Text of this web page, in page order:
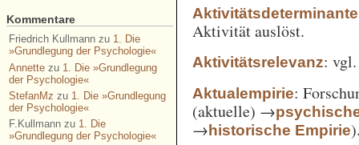
Aktivitätsdeterminante
Aktivität auslöst.
Aktivitätsrelevanz:
Aktualempirie:
(aktuelle) →
→historische Empirie
Kommentare
Friedrich Kullmannzu 1. Die
»Grundlegung der Psychologie«
Annettezu 1. Die »Grundlegung
der Psychologie«
StefanMz zu 1. Die »Grundlegung
der Psychologie«
F.Kullmannzu 1. Die
»Grundlegung der Psychologie«